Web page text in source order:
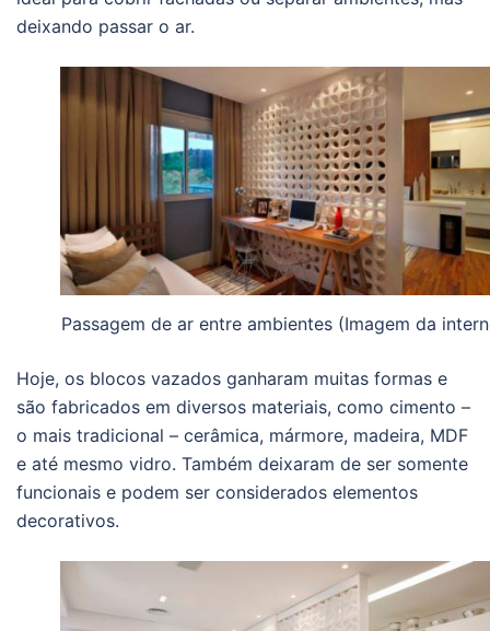
deixando passar o ar.
Passagem de ar entre ambientes (Imagem da
Hoje, os blocos vazados ganharam muitas formas e
são fabricados em diversos materiais, como cimento –
o mais tradicional – cerâmica, mármore, madeira, MDF
e até mesmo vidro. Também deixaram de ser somente
funcionais e podem ser considerados elementos
decorativos.